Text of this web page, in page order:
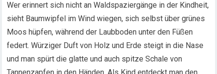
Wer erinnert sich nicht an Waldspaziergänge in der Kindheit,
sieht Baumwipfel im Wind wiegen, sich selbst über grünes
Moos hüpfen, während der Laubboden unter den Füßen
federt. Würziger Duft von Holz und Erde steigt in die Nase
und man spürt die glatte und auch spitze Schale von